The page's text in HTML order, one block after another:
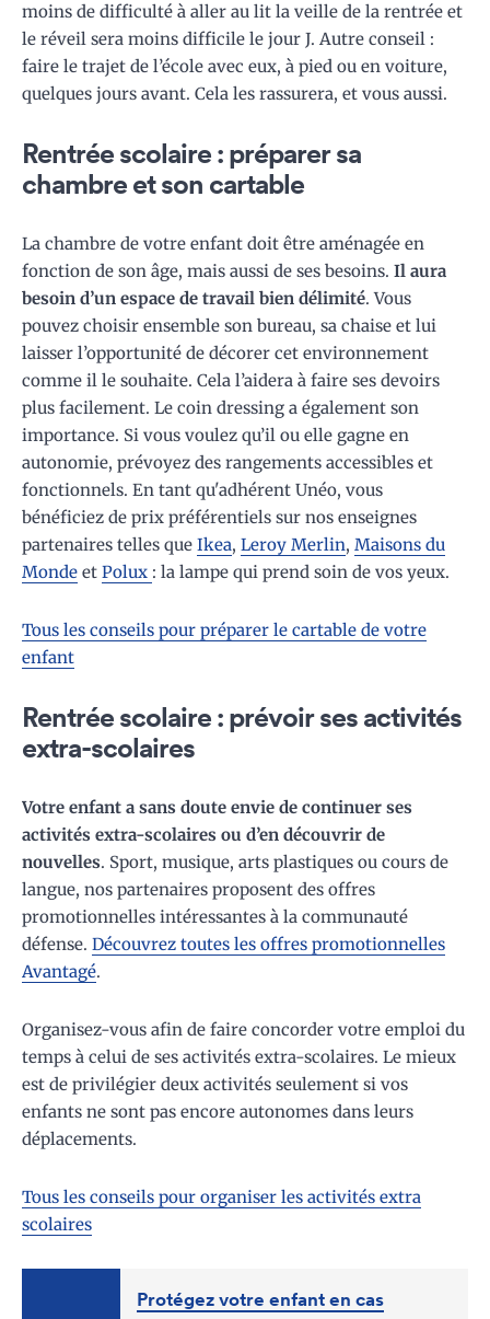
moins de difficulté à aller au lit la veille de la rentrée et
le réveil sera moins difficile le jour J. Autre conseil :
faire le trajet de l’école avec eux, à pied ou en voiture,
quelques jours avant. Cela les rassurera, et vous aussi.
Rentrée scolaire : préparer sa
chambre et son cartable
La chambre de votre enfant doit être aménagée en
fonction de son âge, mais aussi de ses besoins. Il aura
besoin d’un espace de travail bien délimité. Vous
pouvez choisir ensemble son bureau, sa chaise et lui
laisser l’opportunité de décorer cet environnement
comme il le souhaite. Cela l’aidera à faire ses devoirs
plus facilement. Le coin dressing a également son
importance. Si vous voulez qu’il ou elle gagne en
autonomie, prévoyez des rangements accessibles et
fonctionnels. En tant qu'adhérent Unéo, vous
bénéficiez de prix préférentiels sur nos enseignes
partenaires telles que Ikea, Leroy Merlin, Maisons du
Monde et Polux : la lampe qui prend soin de vos yeux.
Tous les conseils pour préparer le cartable de votre
enfant
Rentrée scolaire : prévoir ses activités
extra-scolaires
Votre enfant a sans doute envie de continuer ses
activités extra-scolaires ou d’en découvrir de
nouvelles. Sport, musique, arts plastiques ou cours de
langue, nos partenaires proposent des offres
promotionnelles intéressantes à la communauté
défense. Découvrez toutes les offres promotionnelles
Avantagé.
Organisez-vous afin de faire concorder votre emploi du
temps à celui de ses activités extra-scolaires. Le mieux
est de privilégier deux activités seulement si vos
enfants ne sont pas encore autonomes dans leurs
déplacements.
Tous les conseils pour organiser les activités extra
scolaires
Protégez votre enfant en cas